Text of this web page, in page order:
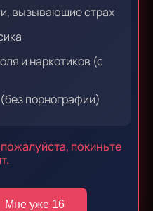
вызывающие страх
и наркотиков (с
порнографии)
покиньте
Мне уже 16
Эпизод 20